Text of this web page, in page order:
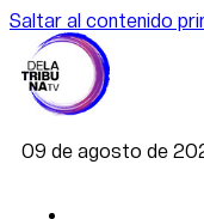
Saltar al contenido
09 de agosto de